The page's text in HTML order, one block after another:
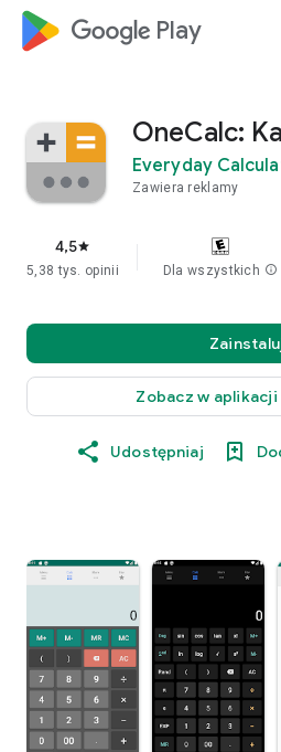
google_logo Play
OneCalc:
Everyday
Zawiera reklamy
4,5star
5,38 tys. opinii Dla wszystkich info
Zobacz w aplikacji
Udostępniaj